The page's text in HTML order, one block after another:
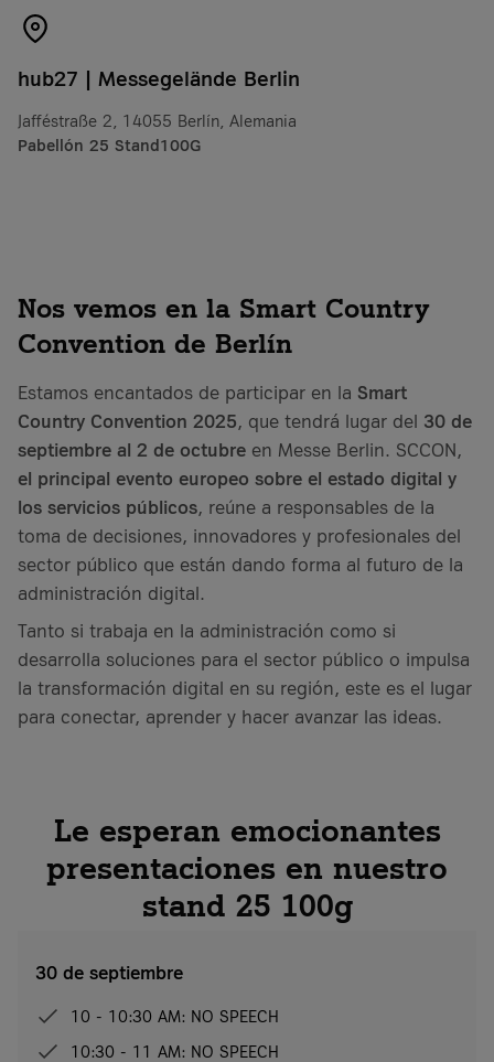
hub27 | Messegelände Berlin
Jafféstraße 2, 14055 Berlín, Alemania
Pabellón 25 Stand100G
Nos vemos en la Smart Country
Convention de Berlín
Estamos encantados de participar en la Smart
Country Convention 2025, que tendrá lugar del 30 de
septiembre al 2 de octubre en Messe Berlin. SCCON,
el principal evento europeo sobre el estado digital y
los servicios públicos, reúne a responsables de la
toma de decisiones, innovadores y profesionales del
sector público que están dando forma al futuro de la
administración digital.
Tanto si trabaja en la administración como si
desarrolla soluciones para el sector público o impulsa
la transformación digital en su región, este es el lugar
para conectar, aprender y hacer avanzar las ideas.
Le esperan emocionantes
presentaciones en nuestro
stand 25 100g
30 de septiembre
10 - 10:30 AM: NO SPEECH
10:30 - 11 AM: NO SPEECH